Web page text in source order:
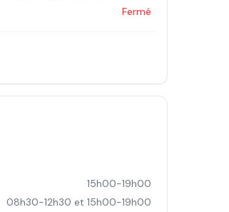
Fermé
15h00-19h00
08h30-12h30 et 15h00-19h00